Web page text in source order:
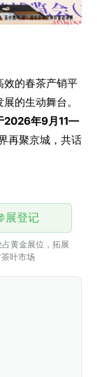
效的春茶产销平
的生动舞台。
2026年9月11—
再聚京城，共话
展登记
黄金展位，拓展
叶市场